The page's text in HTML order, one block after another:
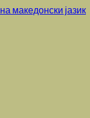
македонски јазик